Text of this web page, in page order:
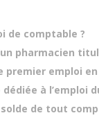
de comptable ?
pharmacien
premier emploi
à l’emploi
de tout